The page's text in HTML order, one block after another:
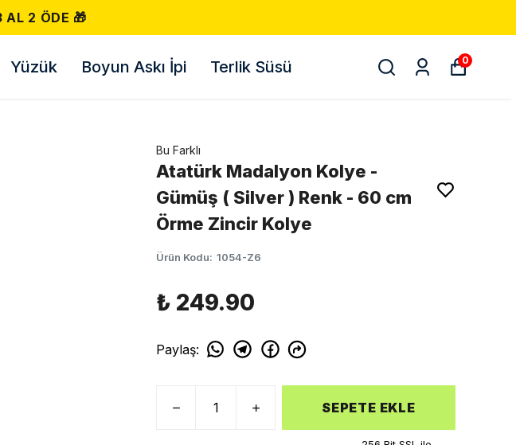
AL 2 ÖDE 🎁
Yüzük Boyun Askı İpi Terlik Süsü 0
Bu Farklı
Atatürk Madalyon Kolye -
Gümüş ( Silver ) Renk - 60 cm
Örme Zincir Kolye
Ürün Kodu: 1054-Z6
₺ 249.90
Paylaş:
SEPETE EKLE